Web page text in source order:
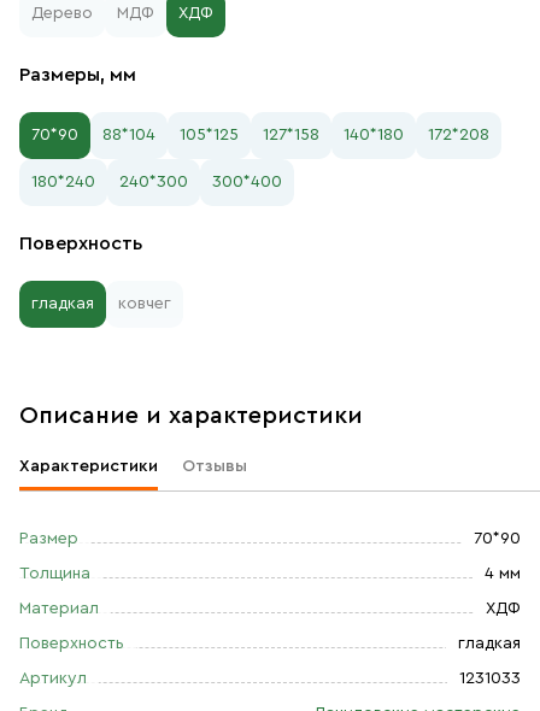
Дерево МДФ ХДФ
Размеры, мм
70*90 88*104 105*125 127*158 140*180 172*208
180*240 240*300 300*400
Поверхность
гладкая ковчег
Описание и характеристики
Характеристики Отзывы
Размер 70*90
Толщина 4 мм
Материал ХДФ
Поверхность гладкая
Артикул 1231033